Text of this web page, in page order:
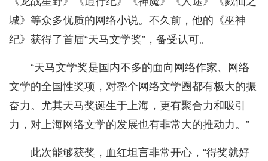
城》等众多优质的网络小说。不久前，他的《巫神
纪》获得了首届“天马文学奖”，备受认可。
“天马文学奖是国内不多的面向网络作家、网络
文学的全国性奖项，对整个网络文学圈都有极大的振
奋力。尤其天马奖诞生于上海，更有聚合力和吸引
力，对上海网络文学的发展也有非常大的推动力。”
此次能够获奖，血红坦言非常开心，“得奖就好